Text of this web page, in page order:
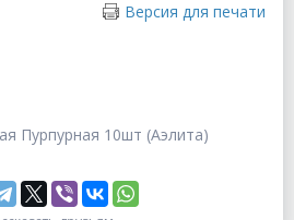
Версия для печати
Пурпурная 10шт (Аэлита)